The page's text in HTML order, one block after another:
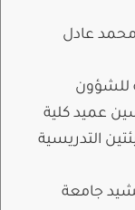
عادل
للشؤون
عميد كلية
التدريسية
جامعة